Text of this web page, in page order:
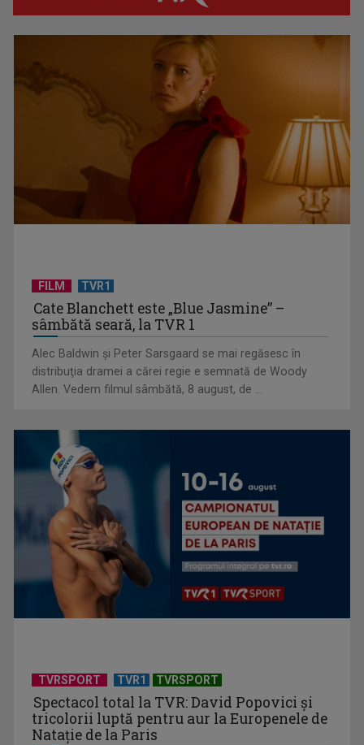
Horoscopul zilei de 26 iulie
Horoscopul zilei de 25 iulie
FILM TVR1
Cate Blanchett este „Blue Jasmine” –
sâmbătă seară, la TVR 1
Alec Baldwin şi Peter Sarsgaard se mai regăsesc în
distribuţia dramei a cărei regie e semnată de Woody
Allen. Vedem filmul sâmbătă, 8 august, de ...
TVRSPORT TVR1 TVRSPORT
Spectacol total la TVR: David Popovici și
tricolorii luptă pentru aur la Europenele de
Natație de la Paris